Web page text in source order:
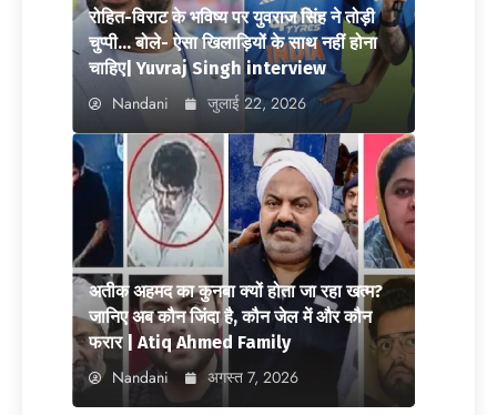
रोहित-विराट के भविष्य पर युवराज सिंह ने तोड़ी
चुप्पी… बोले- ऐसा खिलाड़ियों के साथ नहीं होना
चाहिए| Yuvraj Singh interview
Nandani जुलाई 22, 2026
अतीक अहमद का कुनबा क्यों होता जा रहा खत्म?
जानिए अब कौन जिंदा है, कौन जेल में और कौन
फरार | Atiq Ahmed Family
Nandani अगस्त 7, 2026